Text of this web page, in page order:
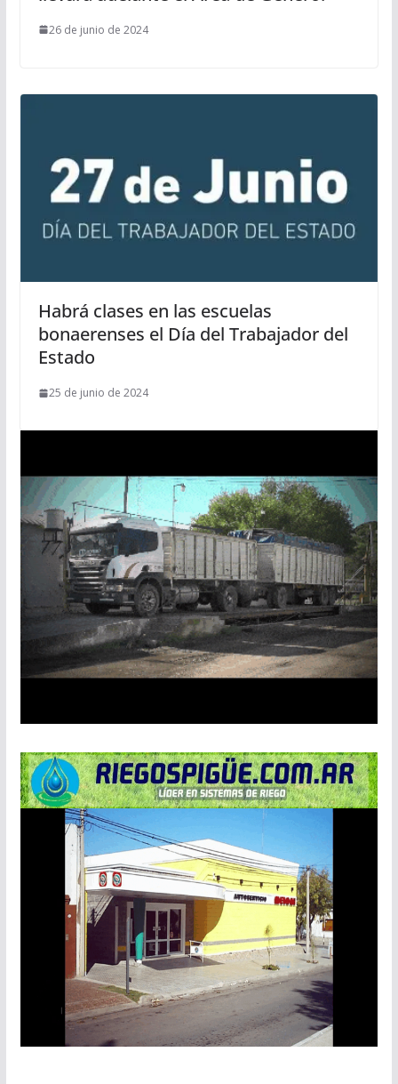
26 de junio de 2024
Habrá clases en las escuelas
bonaerenses el Día del Trabajador del
Estado
25 de junio de 2024